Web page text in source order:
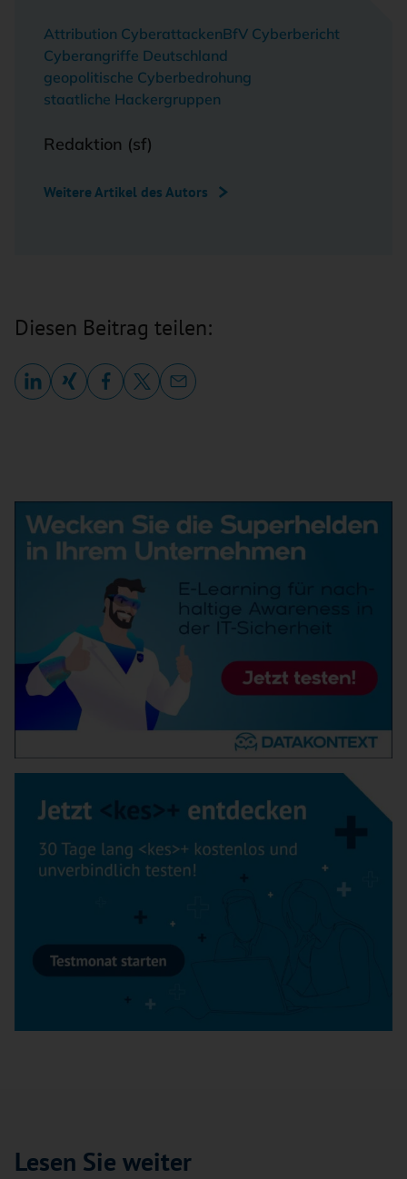
Attribution CyberattackenBfV Cyberbericht
Cyberangriffe Deutschland
geopolitische Cyberbedrohung
staatliche Hackergruppen
Redaktion (sf)
Weitere Artikel des Autors
Diesen Beitrag teilen:
Lesen Sie weiter